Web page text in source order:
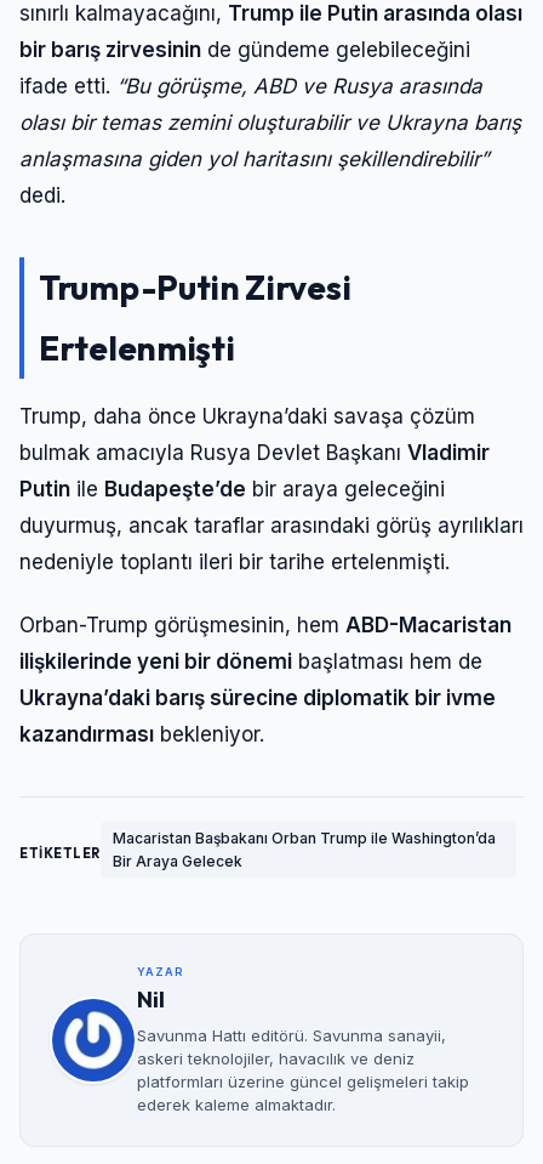
sınırlı kalmayacağını, Trump ile Putin arasında olası
bir barış zirvesinin de gündeme gelebileceğini
ifade etti. “Bu görüşme, ABD ve Rusya arasında
olası bir temas zemini oluşturabilir ve Ukrayna barış
anlaşmasına giden yol haritasını şekillendirebilir”
dedi.
Trump-Putin Zirvesi
Ertelenmişti
Trump, daha önce Ukrayna’daki savaşa çözüm
bulmak amacıyla Rusya Devlet Başkanı Vladimir
Putin ile Budapeşte’de bir araya geleceğini
duyurmuş, ancak taraflar arasındaki görüş ayrılıkları
nedeniyle toplantı ileri bir tarihe ertelenmişti.
Orban-Trump görüşmesinin, hem ABD-Macaristan
ilişkilerinde yeni bir dönemi başlatması hem de
Ukrayna’daki barış sürecine diplomatik bir ivme
kazandırması bekleniyor.
ETİKETLER
Macaristan Başbakanı Orban Trump ile Washington’da
Bir Araya Gelecek
YAZAR
Nil
Savunma Hattı editörü. Savunma sanayii,
askeri teknolojiler, havacılık ve deniz
platformları üzerine güncel gelişmeleri takip
ederek kaleme almaktadır.